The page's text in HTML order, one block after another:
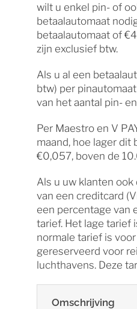
wilt u enkel pin- of
betaalautomaat
betaalautomaat of
zijn exclusief btw.
Als u al een
btw) per
van het aantal pin-
Per Maestro en V
maand, hoe lager
€0,057, boven de
Als u uw klanten
van een creditcard
een percentage van
tarief. Het lage tarief
normale tarief is
gereserveerd voor
luchthavens. Deze
Omschrijving